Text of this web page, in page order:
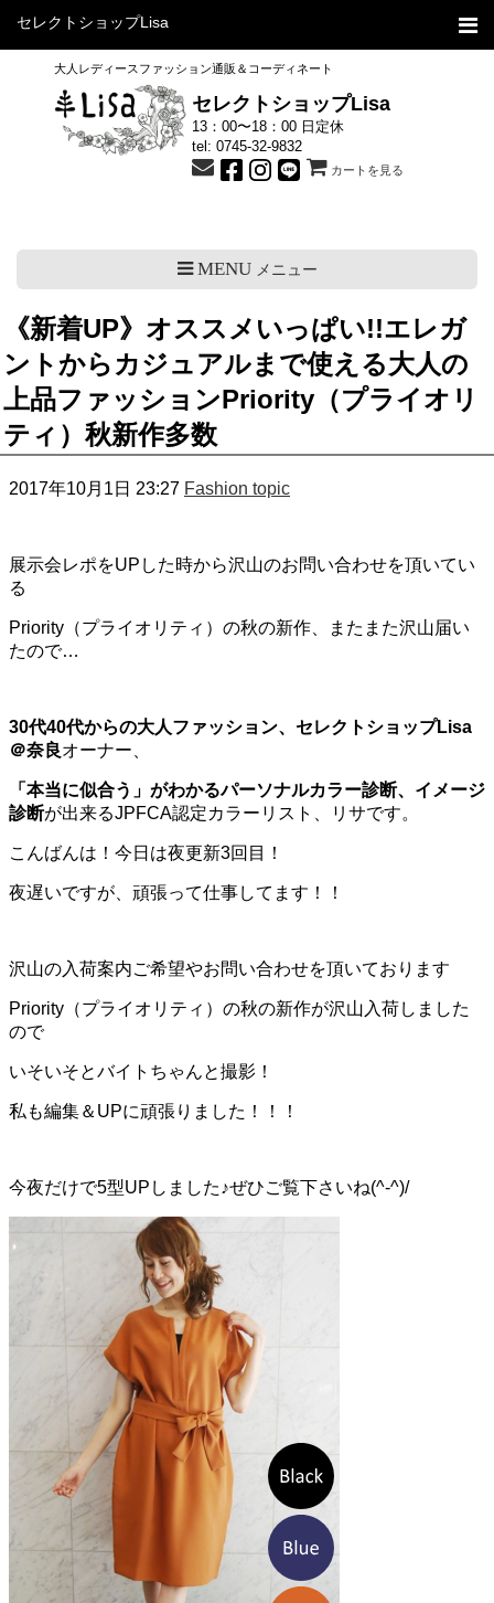
セレクトショップLisa
大人レディースファッション通販＆コーディネート
セレクトショップLisa
13：00〜18：00 日定休
tel: 0745-32-9832
カートを見る
MENUメニュー
《新着UP》オススメいっぱい!!エレガ
ントからカジュアルまで使える大人の
上品ファッションPriority（プライオリ
ティ）秋新作多数
2017年10月1日 23:27 Fashion topic
展示会レポをUPした時から沢山のお問い合わせを頂いてい
る
Priority（プライオリティ）の秋の新作、またまた沢山届い
たので…
30代40代からの大人ファッション、セレクトショップLisa
＠奈良オーナー、
「本当に似合う」がわかるパーソナルカラー診断、イメージ
診断が出来るJPFCA認定カラーリスト、リサです。
こんばんは！今日は夜更新3回目！
夜遅いですが、頑張って仕事してます！！
沢山の入荷案内ご希望やお問い合わせを頂いております
Priority（プライオリティ）の秋の新作が沢山入荷しました
ので
いそいそとバイトちゃんと撮影！
私も編集＆UPに頑張りました！！！
今夜だけで5型UPしました♪ぜひご覧下さいね(^-^)/